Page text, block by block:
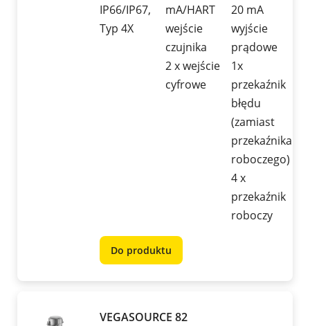
IP66/IP67,
Typ 4X
mA/HART
wejście
czujnika
2 x wejście
cyfrowe
20 mA
wyjście
prądowe
1x
przekaźnik
błędu
(zamiast
przekaźnika
roboczego)
4 x
przekaźnik
roboczy
Do produktu
VEGASOURCE 82